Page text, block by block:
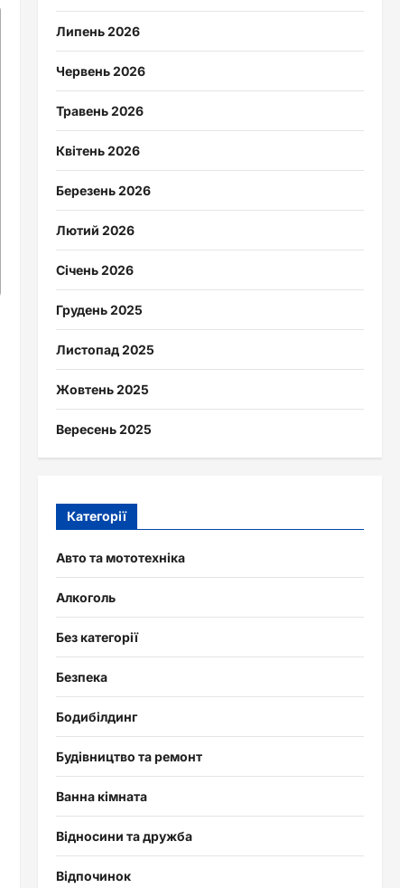
Липень 2026
Червень 2026
Травень 2026
Квітень 2026
Березень 2026
Лютий 2026
Січень 2026
Грудень 2025
Листопад 2025
Жовтень 2025
Вересень 2025
Категорії
Авто та мототехніка
Алкоголь
Без категорії
Безпека
Бодибілдинг
Будівництво та ремонт
Ванна кімната
Відносини та дружба
Відпочинок